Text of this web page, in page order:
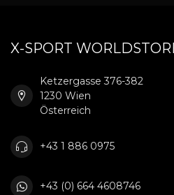
X-SPORT
Ketzergasse 376-382
1230 Wien
Österreich
+43 1 886 0975
+43 (0) 664 4608746